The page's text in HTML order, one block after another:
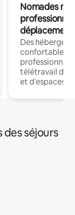
Nomades
déplacement
Des
confortables
professionnels
télétravail
et d'espaces
séjours